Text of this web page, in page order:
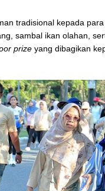
tradisional kepada para
sambal ikan olahan,
prizeyang dibagikan